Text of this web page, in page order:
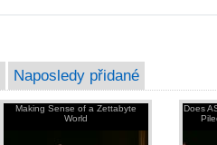
Naposledy přidané
Making Sense of a Zettabyte
World
Does